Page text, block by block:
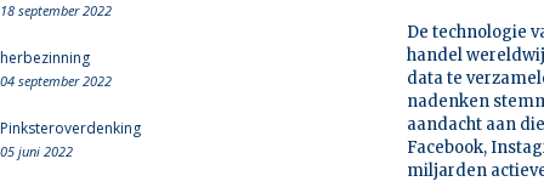
18 september 2022
herbezinning
04 september 2022
Pinksteroverdenking
05 juni 2022
De technologie
handel
data te
nadenken
aandacht aan
Facebook,
miljarden